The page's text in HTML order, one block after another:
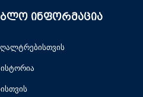
ინფორმაცია